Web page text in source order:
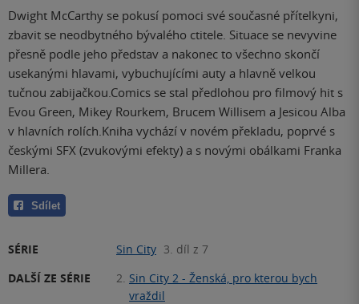
Dwight McCarthy se pokusí pomoci své současné přítelkyni,
zbavit se neodbytného bývalého ctitele. Situace se nevyvine
přesně podle jeho představ a nakonec to všechno skončí
usekanými hlavami, vybuchujícími auty a hlavně velkou
tučnou zabijačkou.Comics se stal předlohou pro filmový hit s
Evou Green, Mikey Rourkem, Brucem Willisem a Jesicou Alba
v hlavních rolích.Kniha vychází v novém překladu, poprvé s
českými SFX (zvukovými efekty) a s novými obálkami Franka
Millera.
Sdílet
SÉRIE Sin City 3. díl z 7
DALŠÍ ZE SÉRIE
2. Sin City 2 - Ženská, pro kterou bych
vraždil